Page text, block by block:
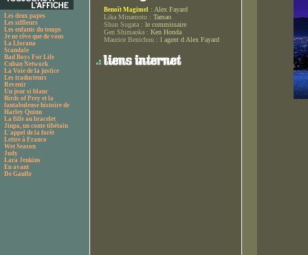
Les deux papes
Les siffleurs
Les enfants du temps
Je ne rêve que de vous
La Llorana
Scandale
Bad Boys For Life
Cuban Network
La Voie de la justice
Les traducteurs
Revenir
Un jour si blanc
Birds of Prey et la
fantabuleuse histoire de
Harley Quinn
La fille au bracelet
Jinpa, un conte tibétain
L'appel de la forêt
Lettre à Franco
Wet Season
Judy
Lara Jenkins
En avant
De Gaulle
Benoît Magimel : Alex Fayard
Lika Minamoto : Tamao
Shun Sugata : le commissaire
Gen Shimaoka : Ken Honda
Maurice Benichou : l agent d Alex Fayard